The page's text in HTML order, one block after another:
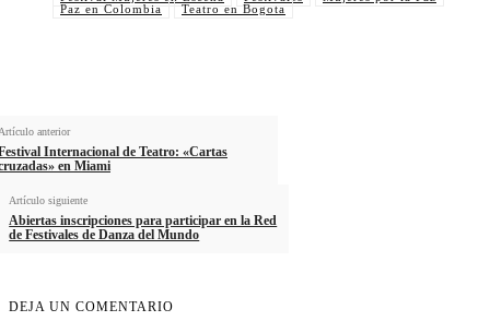
Paz en Colombia
Teatro en Bogota
anterior
Internacional de Teatro: «Cartas
en Miami
Artículo siguiente
Abiertas inscripciones para participar en la Red
de Festivales de Danza del Mundo
DEJA UN COMENTARIO